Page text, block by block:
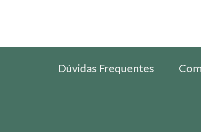
Dúvidas Frequentes